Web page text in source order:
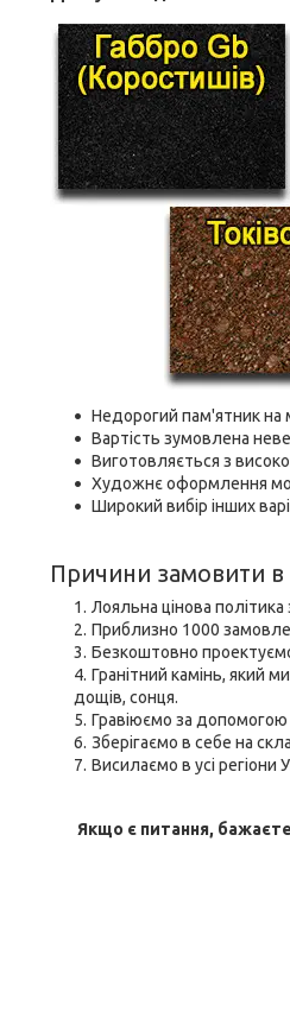
Недорогий пам'ятник на
Вартість зумовлена
Виготовляється з
Художнє оформлення
Широкий вибір інших
Причини замовити в
Лояльна цінова
Приблизно 1000
Безкоштовно
Гранітний камінь, який
дощів, сонця.
Гравіюємо за
Зберігаємо в себе на
Висилаємо в усі регіони
Якщо є питання,